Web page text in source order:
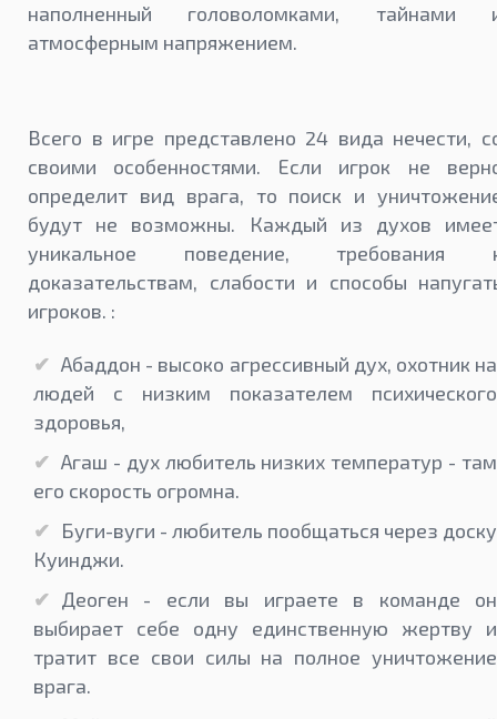
наполненный головоломками, тайнами
атмосферным напряжением.
Всего в игре представлено 24 вида нечести,
своими особенностями. Если игрок не
определит вид врага, то поиск и
будут не возможны. Каждый из духов
уникальное поведение, требования
доказательствам, слабости и способы
игроков. :
Абаддон - высоко агрессивный дух, охотник на
людей с низким показателем психического
здоровья,
Агаш - дух любитель низких температур - там
его скорость огромна.
Буги-вуги - любитель пообщаться через доску
Куинджи.
Деоген - если вы играете в команде он
выбирает себе одну единственную жертву и
тратит все свои силы на полное уничтожение
врага.